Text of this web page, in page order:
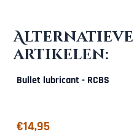
Alternatieve
artikelen:
Bullet lubricant - RCBS
Prijs: 14,95
€14,95